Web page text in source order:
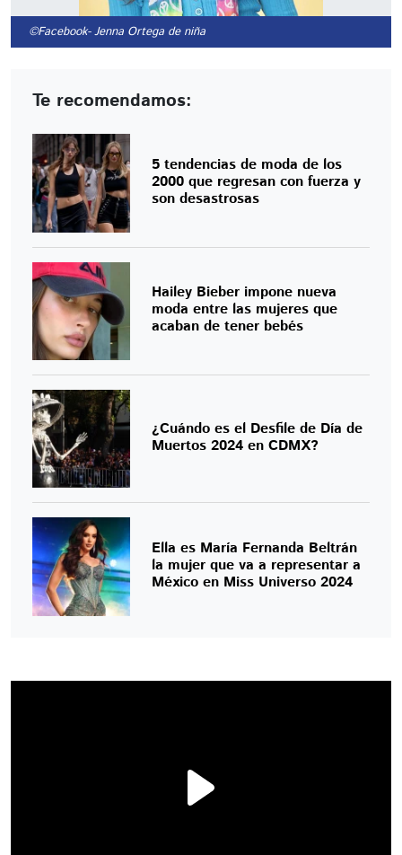
©Facebook- Jenna Ortega de niña
Te recomendamos:
5 tendencias de moda de los
2000 que regresan con fuerza y
son desastrosas
Hailey Bieber impone nueva
moda entre las mujeres que
acaban de tener bebés
¿Cuándo es el Desfile de Día de
Muertos 2024 en CDMX?
Ella es María Fernanda Beltrán
la mujer que va a representar a
México en Miss Universo 2024